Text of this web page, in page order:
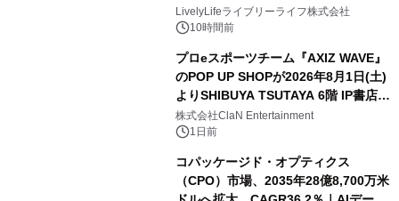
LivelyLifeライブリーライフ株式会社
10時間前
プロeスポーツチーム『AXIZ WAVE』
のPOP UP SHOPが2026年8月1日(土)
よりSHIBUYA TSUTAYA 6階 IP書店で
開催決定！！
株式会社ClaN Entertainment
1日前
コパッケージド・オプティクス
（CPO）市場、2035年28億8,700万米